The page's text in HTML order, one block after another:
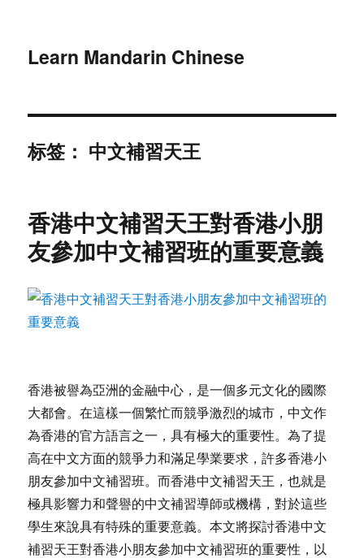
Learn Mandarin Chinese
标签： 中文補習天王
香港中文補習天王對香港小朋
友參加中文補習班的重要意義
香港被譽為亞洲的金融中心，是一個多元文化的國際
大都會。在這樣一個繁忙而競爭激烈的城市，中文作
為香港的官方語言之一，具有極大的重要性。為了提
高在中文方面的競爭力和滿足學業要求，許多香港小
朋友參加中文補習班。而香港中文補習天王，也就是
極具影響力和聲譽的中文補習導師或機構，對於這些
學生來說具有特殊的重要意義。本文將探討香港中文
補習天王對香港小朋友參加中文補習班的重要性，以